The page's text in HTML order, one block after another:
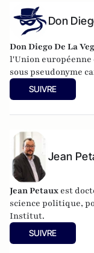
Don
Don Diego De La
l'Union
sous pseudonyme
laquelle il travaille.
SUIVRE
Jean
Jean Petaux est
science politique,
Institut.
SUIVRE